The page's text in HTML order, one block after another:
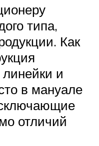
типа,
Как
и
в мануале
отличий